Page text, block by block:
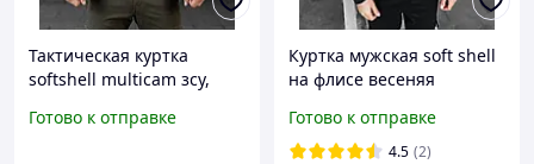
Тактическая куртка
softshell multicam зсу,
водоотталкивающая
Готово к отправке
Куртка мужская soft shell
на флисе весеняя
тактическая с липучками
черная
Готово к отправке
4.5 (2)